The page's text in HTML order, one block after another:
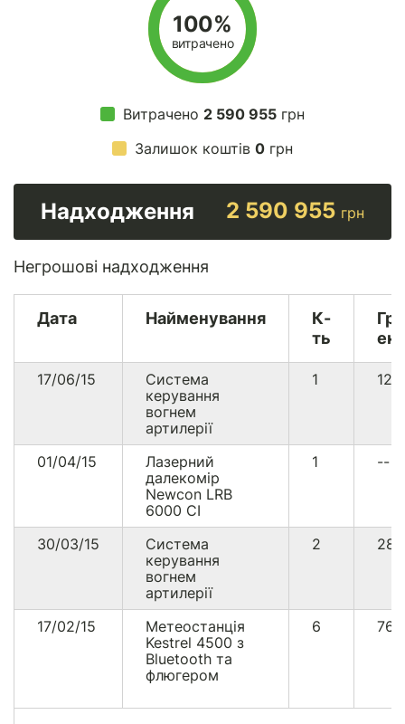
100%
витрачено
Витрачено 2 590 955 грн
Залишок коштів 0 грн
Надходження 2 590 955 грн
Негрошові надходження
Дата Найменування
К-
ть
17/06/15
Система
керування
вогнем
артилерії
1
01/04/15
Лазерний
далекомір
Newcon LRB
6000 CI
1 --
30/03/15
Система
керування
вогнем
артилерії
2
17/02/15
Метеостанція
Kestrel 4500 з
Bluetooth та
флюгером
6